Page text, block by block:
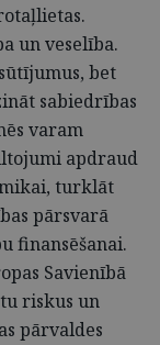
un veselība.
bet
sabiedrības
varam
apdraud
turklāt
pārsvarā
finansēšanai.
Savienībā
riskus un
pārvaldes